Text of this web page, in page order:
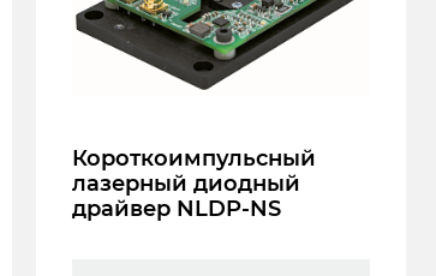
Короткоимпульсный
лазерный диодный
драйвер NLDP-NS